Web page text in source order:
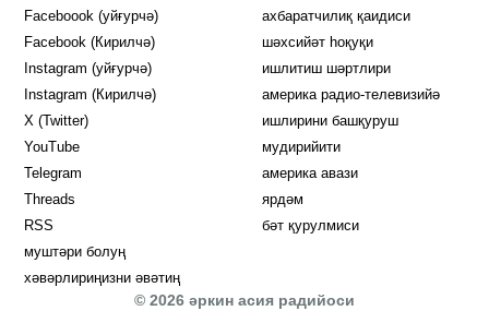
Faceboook (уйғурчә) Opens in new window
Facebook (Кирилчә) Opens in new window
Instagram (уйғурчә) Opens in new window
Instagram (Кирилчә) Opens in new window
X (Twitter)
YouTube
Telegram
Threads
RSS
муштәри болуң
хәвәрлириңизни әвәтиң
ахбаратчилиқ қаидиси
шәхсийәт һоқуқи
ишлитиш шәртлири
америка радио-телевизийә
ишлирини башқуруш
мудирийити
америка авази
ярдәм
бәт қурулмиси
© 2026 әркин асия радийоси